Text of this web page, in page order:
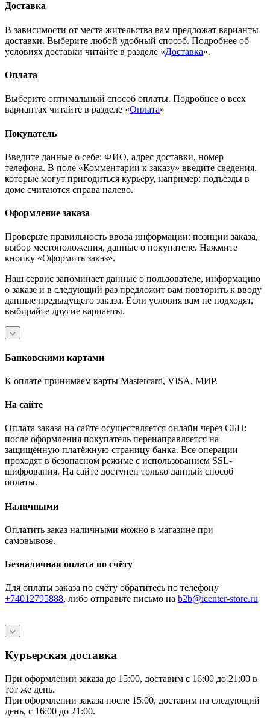
Доставка
В зависимости от места жительства вам предложат варианты
доставки. Выберите любой удобный способ. Подробнее об
условиях доставки читайте в разделе «Доставка».
Оплата
Выберите оптимальный способ оплаты. Подробнее о всех
вариантах читайте в разделе «Оплата»
Покупатель
Введите данные о себе: ФИО, адрес доставки, номер
телефона. В поле «Комментарии к заказу» введите сведения,
которые могут пригодиться курьеру, например: подъезды в
доме считаются справа налево.
Оформление заказа
Проверьте правильность ввода информации: позиции заказа,
выбор местоположения, данные о покупателе. Нажмите
кнопку «Оформить заказ».
Наш сервис запоминает данные о пользователе, информацию
о заказе и в следующий раз предложит вам повторить к вводу
данные предыдущего заказа. Если условия вам не подходят,
выбирайте другие варианты.
Банковскими картами
К оплате принимаем карты Mastercard, VISA, МИР.
На сайте
Оплата заказа на сайте осуществляется онлайн через СБП:
после оформления покупатель перенаправляется на
защищённую платёжную страницу банка. Все операции
проходят в безопасном режиме с использованием SSL-
шифрования. На сайте доступен только данный способ
оплаты.
Наличными
Оплатить заказ наличными можно в магазине при
самовывозе.
Безналичная оплата по счёту
Для оплаты заказа по счёту обратитесь по телефону
+74012795888, либо отправьте письмо на b2b@icenter-store.ru
Курьерская доставка
При оформлении заказа до 15:00, доставим с 16:00 до 21:00 в
тот же день.
При оформлении заказа после 15:00, доставим на следующий
день, с 16:00 до 21:00.